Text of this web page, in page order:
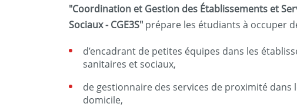
"Coordination et Gestion des Établissements et
Sociaux - CGE3S" prépare les étudiants à occuper
d’encadrant de petites équipes dans les
sanitaires et sociaux,
de gestionnaire des services de proximité dans
domicile,